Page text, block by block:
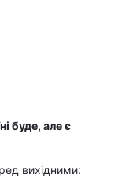
буде, але є
вихідними: